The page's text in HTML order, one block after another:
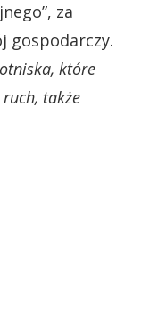
za
gospodarczy.
które
także